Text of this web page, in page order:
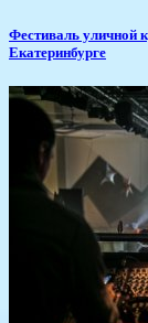
​Фестиваль уличной
Екатеринбурге